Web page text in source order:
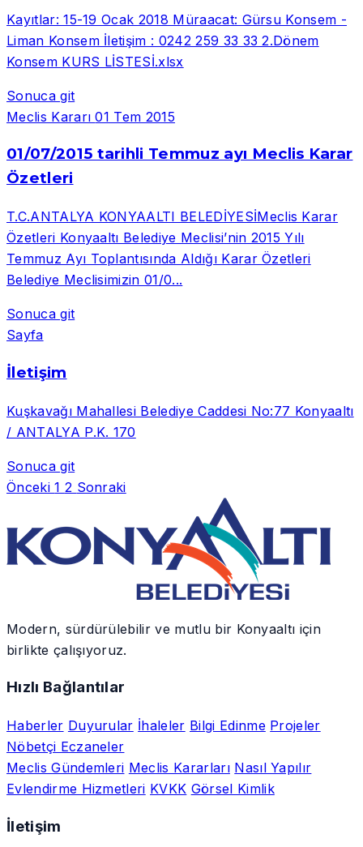
Kayıtlar: 15-19 Ocak 2018 Müraacat: Gürsu Konsem -
Liman Konsem İletişim : 0242 259 33 33 2.Dönem
Konsem KURS LİSTESİ.xlsx
Sonuca git
Meclis Kararı01 Tem 2015
01/07/2015 tarihli Temmuz ayı Meclis Karar
Özetleri
T.C.ANTALYA KONYAALTI BELEDİYESİMeclis Karar
Özetleri Konyaaltı Belediye Meclisi’nin 2015 Yılı
Temmuz Ayı Toplantısında Aldığı Karar Özetleri
Belediye Meclisimizin 01/0...
Sonuca git
Sayfa
İletişim
Kuşkavağı Mahallesi Belediye Caddesi No:77 Konyaaltı
/ ANTALYA P.K. 170
Sonuca git
Önceki1 2 Sonraki
Modern, sürdürülebilir ve mutlu bir Konyaaltı için
birlikte çalışıyoruz.
Hızlı Bağlantılar
Haberler Duyurular İhaleler Bilgi Edinme Projeler
Nöbetçi Eczaneler
Meclis Gündemleri Meclis Kararları Nasıl Yapılır
Evlendirme Hizmetleri KVKK Görsel Kimlik
İletişim